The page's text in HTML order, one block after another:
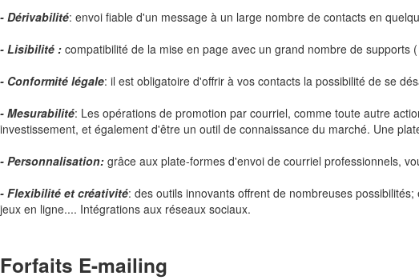
- Dérivabilité: envoi fiable d'un message à un large nombre de contacts en
- Lisibilité : compatibilité de la mise en page avec un grand nombre de supports
- Conformité légale: il est obligatoire d'offrir à vos contacts la possibilité de se
- Mesurabilité: Les opérations de promotion par courriel, comme toute autre
investissement, et également d'être un outil de connaissance du marché. Une
- Personnalisation: grâce aux plate-formes d'envoi de courriel professionnels,
- Flexibilité et créativité: des outils innovants offrent de nombreuses
jeux en ligne.... Intégrations aux réseaux sociaux.
Forfaits E-mailing